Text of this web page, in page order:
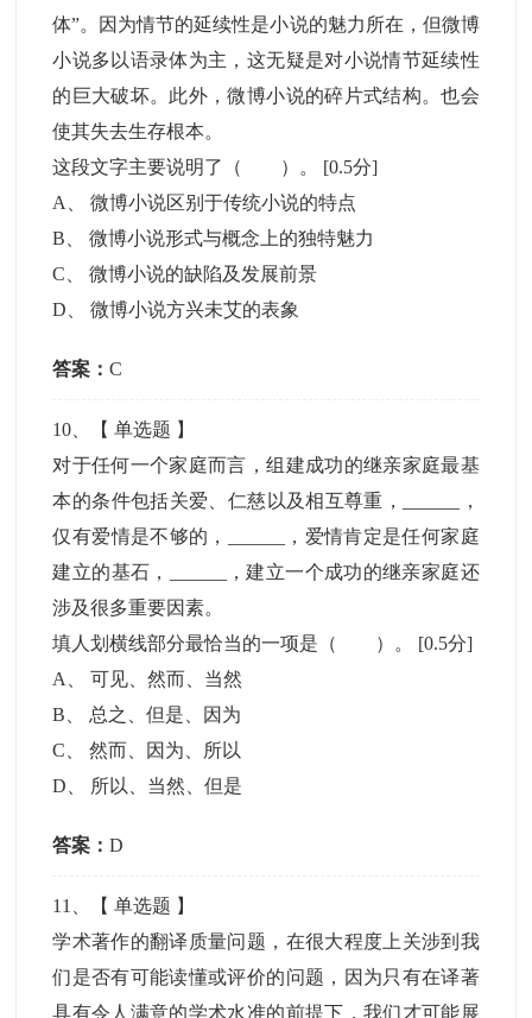
体”。因为情节的延续性是小说的魅力所在，但微博
小说多以语录体为主，这无疑是对小说情节延续性
的巨大破坏。此外，微博小说的碎片式结构。也会
使其失去生存根本。
这段文字主要说明了（ ）。 [0.5分]
A
、微博小说区别于传统小说的特点
B 、微博小说形式与概念上的独特魅力
C 、微博小说的缺陷及发展前景
D 、微博小说方兴未艾的表象
答案：C
10 、【单选题 】
对于任何一个家庭而言，组建成功的继亲家庭最基
本的条件包括关爱、仁慈以及相互尊重，______，
仅有爱情是不够的，______，爱情肯定是任何家庭
建立的基石，______，建立一个成功的继亲家庭还
涉及很多重要因素。
填人划横线部分最恰当的一项是（ ）。 [0.5分]
A
、可见、然而、当然
B
总之、但是、因为
C 、然而、因为、所以
D
所以、当然、但是
答案：D
11 、【单选题 】
学术著作的翻译质量问题，在很大程度上关涉到我
们是否有可能读懂或评价的问题，因为只有在译著
具有令人满意的学术水准的前提下，我们才可能展